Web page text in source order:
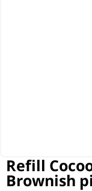
Refill
Brownish